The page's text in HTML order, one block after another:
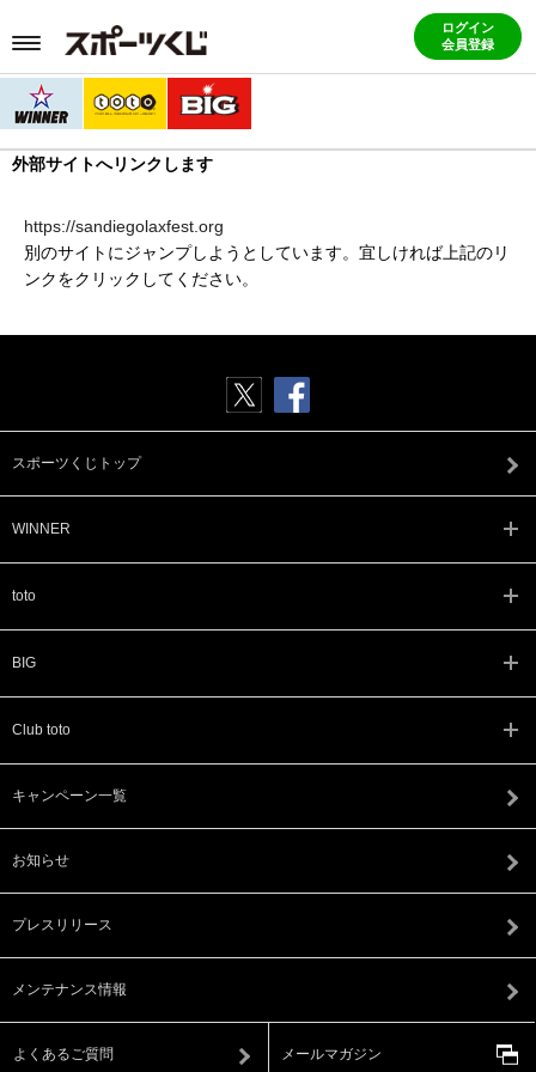
ログイン
会員登録
外部サイトへリンクします
https://sandiegolaxfest.org
別のサイトにジャンプしようとしています。宜しければ上記のリ
ンクをクリックしてください。
スポーツくじトップ
WINNER
toto
BIG
Club toto
キャンペーン一覧
お知らせ
プレスリリース
メンテナンス情報
よくあるご質問 メールマガジン